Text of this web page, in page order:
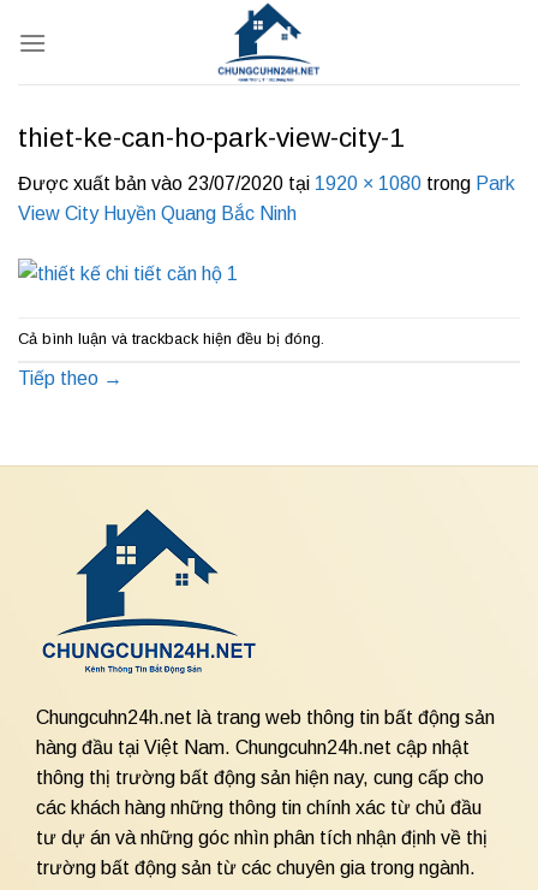
qua
thiet-ke-can-ho-park-view-city-1
Được xuất bản vào 23/07/2020 tại 1920 × 1080 trong Park
View City Huyền Quang Bắc Ninh
Cả bình luận và trackback hiện đều bị đóng.
Tiếp theo →
Chungcuhn24h.net là trang web thông tin bất động sản
hàng đầu tại Việt Nam. Chungcuhn24h.net cập nhật
thông thị trường bất động sản hiện nay, cung cấp cho
các khách hàng những thông tin chính xác từ chủ đầu
tư dự án và những góc nhìn phân tích nhận định về thị
trường bất động sản từ các chuyên gia trong ngành.